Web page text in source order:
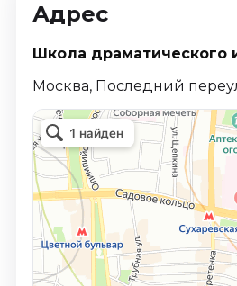
Адрес
Школа драматического
Москва, Последний